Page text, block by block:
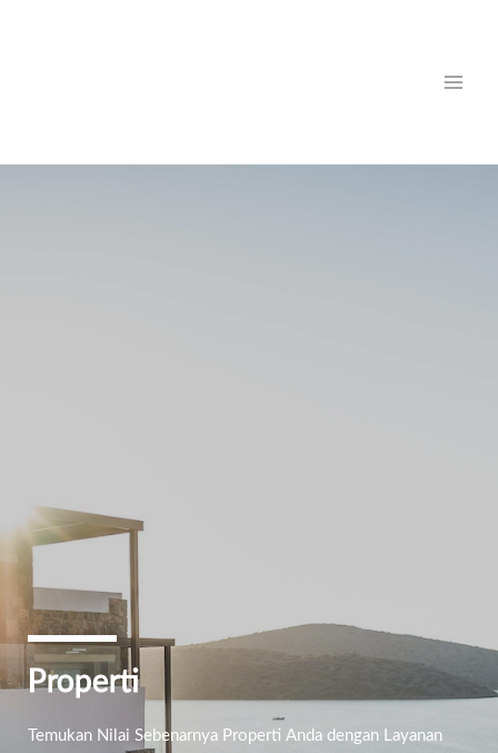
Properti
Temukan Nilai Sebenarnya Properti Anda dengan Layanan